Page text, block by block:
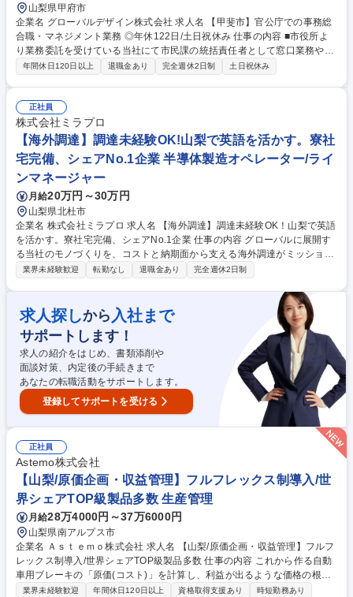
山梨県甲府市
企業名 グローバルデザイン株式会社 求人名 【甲斐市】官公庁での事務総
合職・マネジメント業務 ◎年休122日/土日祝休み 仕事の内容 ■市役所よ
り業務委託を受けている当社にて市民課の統括責任者として窓口業務や各
種管理者業務（マニュアル作成、資料作成、現場スタッフの管理、お客様
今回は、管理者を募集いたします。 ※まずは一スタッフとしてお任せ。仕
事を覚えてからのスタートですのでご安心下さい。 【やりがい】 ■委託業
者としての立場だからこそできる仕事があります。 業務効率化・品質向上
に向けた課題点や問題点へのアプローチを通して、自治体業務を支援しま
す。 募集職種 【甲斐市】官公庁での事務総合職・マネジメント業務 ◎年
休122日/土日祝休み
年間休日120日以上 退職金あり 完全週休2日制 土日祝休み
正社員
株式会社ミラプロ
【海外調達】調達未経験OK!山梨で英語を活かす。寮社
宅完備、シェアNo.1企業 半導体製造オペレーター/ライ
ンマネージャー
月給20万円～30万円
山梨県北杜市
企業名 株式会社ミラプロ 求人名 【海外調達】調達未経験OK！山梨で英語
を活かす。寮社宅完備、シェアNo.1企業 仕事の内容 グローバルに展開す
る当社のモノづくりを、コストと納期面から支える海外調達がミッション
です。山梨本社の内勤ポジションで、英語力を活かし海外取引先とのやり
納期交渉、納期管理 ■発注点数の管理、社内納期折衝 ■コストダウン活動
の推進 ■新規取引先（海外）の開拓 募集職種 【海外調達】調達未経験O
K！山梨で英語を活かす。寮社宅完備、シェアNo.1企業
業界未経験歓迎 転勤なし 退職金あり 完全週休2日制
求人探しから 入社まで
サポートします！
求人の紹介をはじめ、書類添削や
面談対策、内定後の手続きまで
あなたの転職活動をサポートします。
登録してサポートを受ける
正社員
Astemo株式会社
【山梨/原価企画・収益管理】フルフレックス制導入/世
界シェアTOP級製品多数 生産管理
月給28万4000円～37万6000円
山梨県南アルプス市
企業名 Ａｓｔｅｍｏ株式会社 求人名 【山梨/原価企画・収益管理】フルフ
レックス制導入/世界シェアTOP級製品多数 仕事の内容 これから作る自動
車用ブレーキの「原価(コスト)」を計算し、利益が出るような価格の根拠
を作る仕事を担当。開発フェーズごとのコスト分析や、利益を最大化する
業界未経験歓迎 年間休日120日以上 資格取得支援あり
時短勤務あり